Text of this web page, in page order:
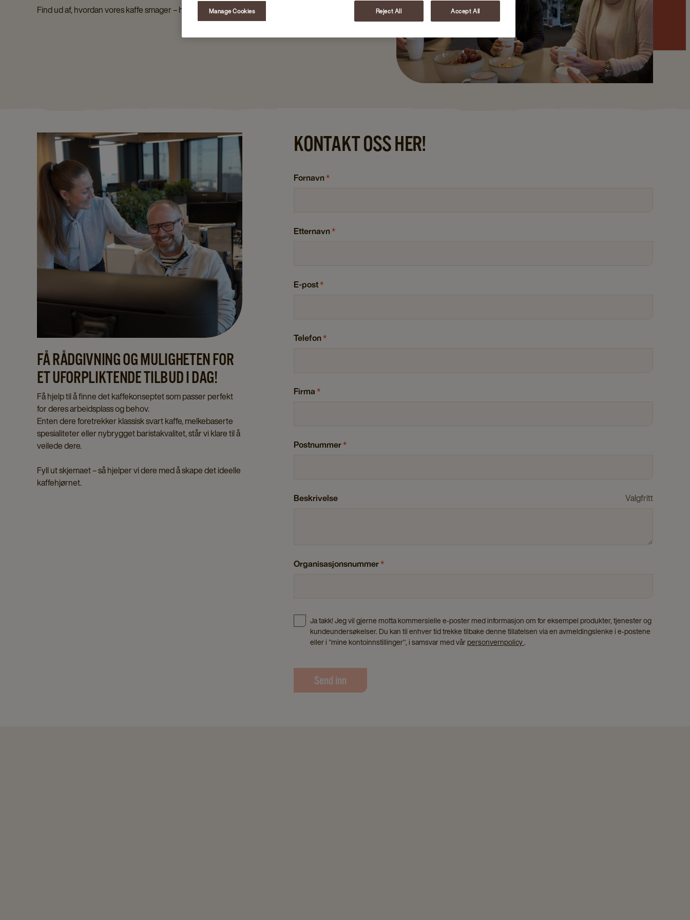
Find ud af, hvordan vores kaffe smager – helt personligt!
FÅ RÅDGIVNING OG MULIGHETEN FOR
ET UFORPLIKTENDE TILBUD I DAG!
Få hjelp til å finne det kaffekonseptet som passer perfekt
for deres arbeidsplass og behov.
Enten dere foretrekker klassisk svart kaffe, melkebaserte
spesialiteter eller nybrygget baristakvalitet, står vi klare til å
veilede dere.
Fyll ut skjemaet – så hjelper vi dere med å skape det ideelle
kaffehjørnet.
KONTAKT OSS HER!
Fornavn*
Etternavn*
E-post*
Telefon*
Firma*
Postnummer*
Beskrivelse Valgfritt
Organisasjonsnummer*
Ja takk! Jeg vil gjerne motta kommersielle e-poster med informasjon om for eksempel produkter, tjenester og
kundeundersøkelser. Du kan til enhver tid trekke tilbake denne tillatelsen via en avmeldingslenke i e-postene
eller i "mine kontoinnstillinger", i samsvar med vårpersonvernpolicy.
Send inn
Manage Cookies Reject All Accept All